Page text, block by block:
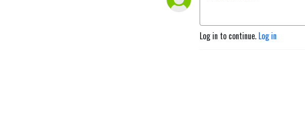
Log in to continue. Log in